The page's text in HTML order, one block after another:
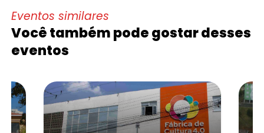
Eventos similares
Você também pode gostar desses
eventos